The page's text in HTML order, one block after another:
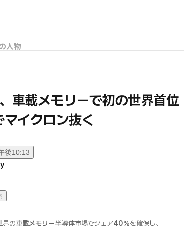
人物
車載メモリーで初の世界首位
イクロン抜く
後10:13
界の車載メモリー半導体市場でシェア40%を確保し、